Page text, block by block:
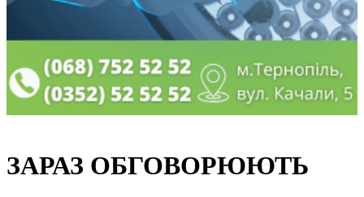
ЗАРАЗ ОБГОВОРЮЮТЬ